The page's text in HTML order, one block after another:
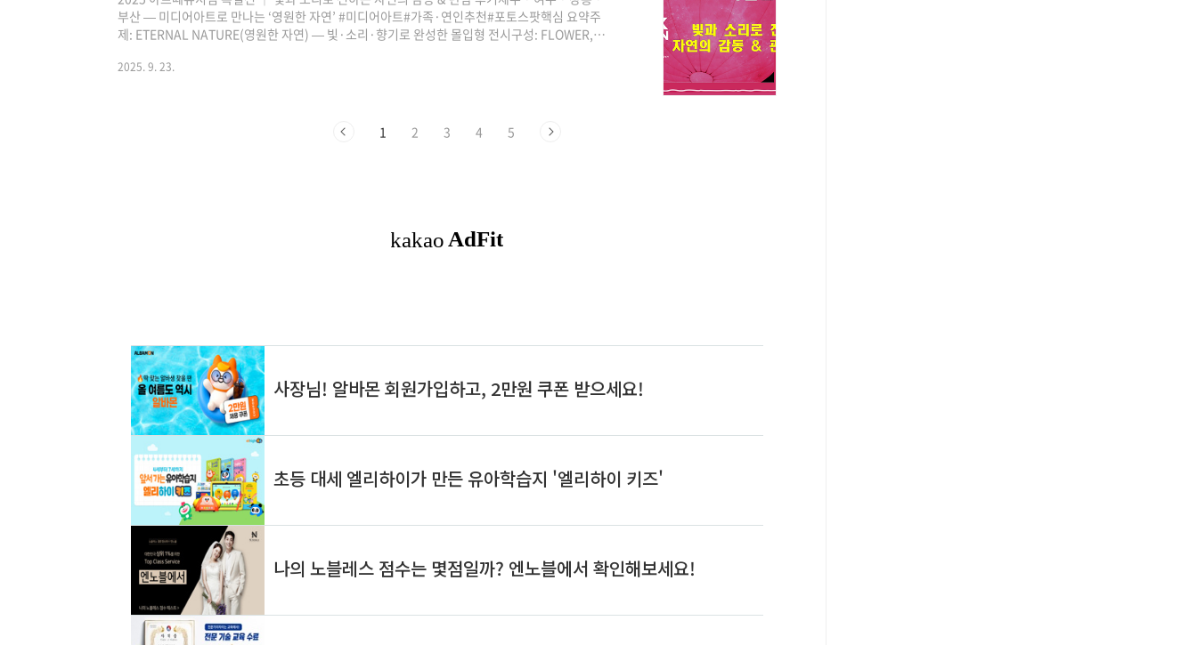
부산 — 미디어아트로 만나는 ‘영원한 자연’ #미디어아트#가족·연인추천#포토스팟핵심 요약주
제: ETERNAL NATURE(영원한 자연) — 빛·소리·향기로 완성한 몰입형 전시구성: FLOWER,
SKETCHBOOK, MOON, JUNGLE + ARTE CAFE특징: 실내 전시로 계절/날씨 무관, 자유 동선,
2025. 9. 23.
1 2 3 4 5